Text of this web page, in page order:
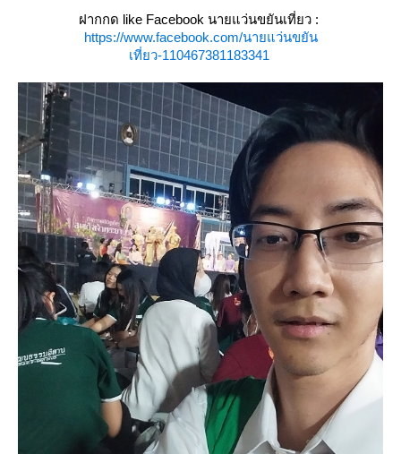
ฝากกด like Facebook นายแว่นขยันเที่ยว :
https://www.facebook.com/นายแว่นขยัน
เที่ยว-110467381183341